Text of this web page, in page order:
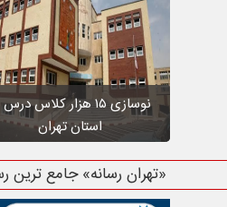
نوسازی ۱۵ هزار کلاس
استان تهران
«تهران رسانه» جامع ترین